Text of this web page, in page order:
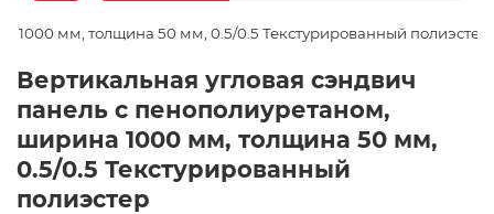
1000 мм, толщина 50 мм, 0.5/0.5 Текстурированный полиэстер
Вертикальная угловая сэндвич
панель с пенополиуретаном,
ширина 1000 мм, толщина 50 мм,
0.5/0.5 Текстурированный
полиэстер